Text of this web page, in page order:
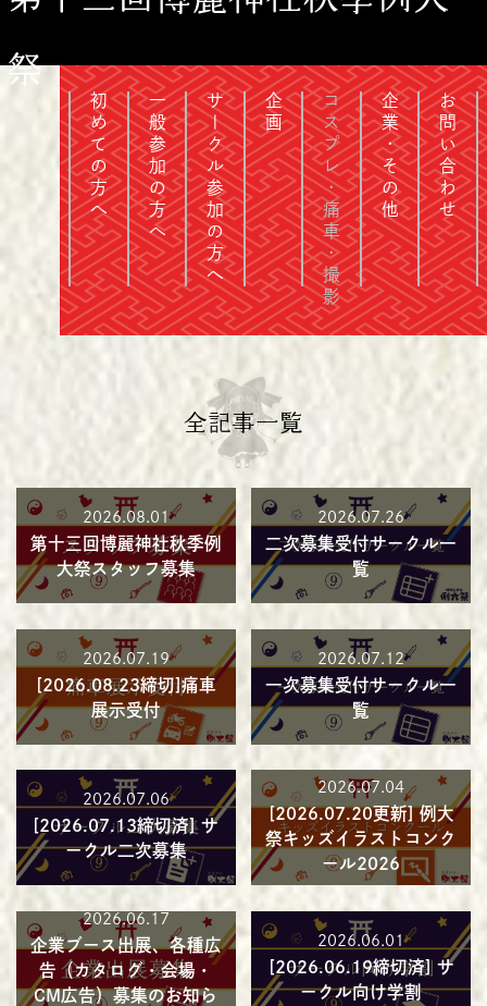
祭
初めての方へ 一般参加の方へ サークル参加の方へ 企画 コスプレ・痛車・撮影 企業・その他 お問い合わせ
全記事一覧
2026.08.01
第十三回博麗神社秋季例
大祭スタッフ募集
2026.07.26
二次募集受付サークル一
覧
2026.07.19
[2026.08.23締切]痛車
展示受付
2026.07.12
一次募集受付サークル一
覧
2026.07.06
[2026.07.13締切済] サ
ークル二次募集
2026.07.04
[2026.07.20更新] 例大
祭キッズイラストコンク
ール2026
2026.06.17
企業ブース出展、各種広
告（カタログ・会場・
CM広告）募集のお知ら
2026.06.01
[2026.06.19締切済] サ
ークル向け学割